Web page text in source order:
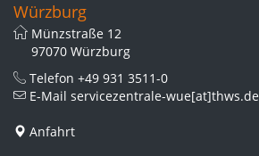
Würzburg
Münzstraße 12
97070 Würzburg
Telefon +49 931 3511-0
E-Mail servicezentrale-wue[at]thws.de
Anfahrt